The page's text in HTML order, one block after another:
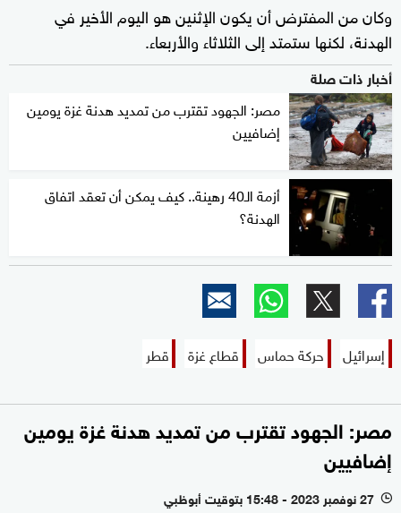
وكان من المفترض أن يكون الإثنين هو اليوم الأخير في
الهدنة، لكنها ستمتد إلى الثلاثاء والأربعاء.
أخبار ذات صلة
مصر: الجهود تقترب من تمديد هدنة غزة يومين
إضافيين
أزمة الـ40 رهينة.. كيف يمكن أن تعقد اتفاق
الهدنة؟
إسرائيل حركة حماس قطاع غزة قطر
مصر: الجهود تقترب من تمديد هدنة غزة يومين
إضافيين
l 27 نوفمبر 2023 - 15:48 بتوقيت أبوظبي